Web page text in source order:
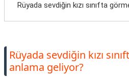
Rüyada sevdiğin kızı sınıfta
Rüyada sevdiğin kızı
anlama geliyor?